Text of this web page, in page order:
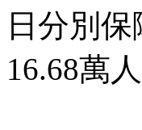
日分別
16.68萬人